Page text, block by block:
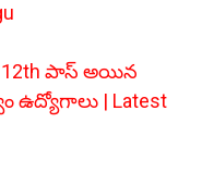
| 12th పాస్ అయిన
ఉద్యోగాలు | Latest